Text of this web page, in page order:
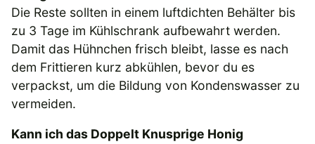
Die Reste sollten in einem luftdichten Behälter bis
zu 3 Tage im Kühlschrank aufbewahrt werden.
Damit das Hühnchen frisch bleibt, lasse es nach
dem Frittieren kurz abkühlen, bevor du es
verpackst, um die Bildung von Kondenswasser zu
vermeiden.
Kann ich das Doppelt Knusprige Honig